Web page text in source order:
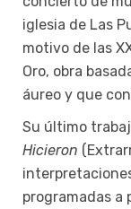
iglesia de Las
motivo de las
Oro, obra
áureo y que
Su último
Hicieron
programadas a